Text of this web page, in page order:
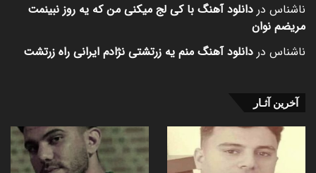
ناشناس در دانلود آهنگ با کی لج میکنی من که یه روز نبینمت
مریضم نوان
ناشناس در دانلود آهنگ منم یه زرتشتی نژادم ایرانی راه زرتشت
آخرین آثـار